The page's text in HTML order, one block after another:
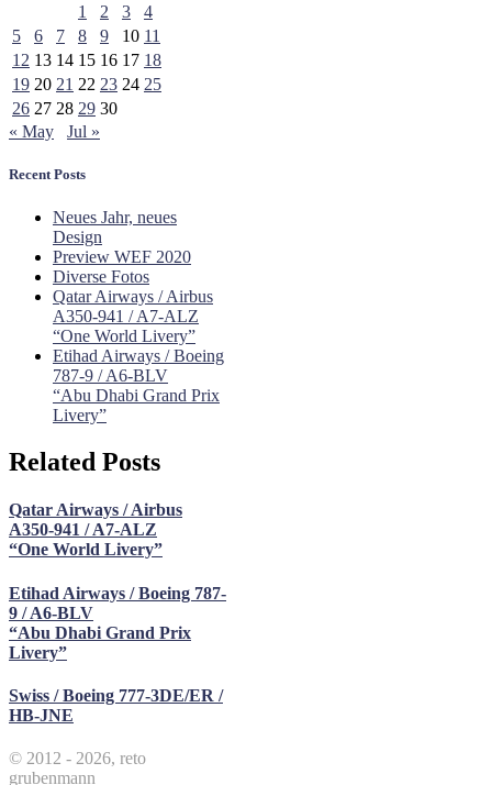
1
2 3
4
5
6 7 8 9 10 11
12 13 14 15 16 17 18
19 20 21 22 23 24 25
26 27 28 29 30
« May
Jul »
Recent Posts
Neues Jahr, neues
Design
Preview WEF 2020
Diverse Fotos
Qatar Airways / Airbus
A350-941 / A7-ALZ
“One World Livery”
Etihad Airways / Boeing
787-9 / A6-BLV
“Abu Dhabi Grand Prix
Livery”
Related Posts
Qatar Airways / Airbus
A350-941 / A7-ALZ
“One World Livery”
Etihad Airways / Boeing 787-
9 / A6-BLV
“Abu Dhabi Grand Prix
Livery”
Swiss / Boeing 777-3DE/ER /
HB-JNE
© 2012 - 2026, reto
grubenmann